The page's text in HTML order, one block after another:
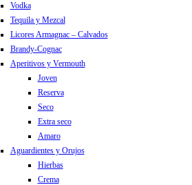
Vodka
Tequila y Mezcal
Licores Armagnac – Calvados
Brandy-Cognac
Aperitivos y Vermouth
Joven
Reserva
Seco
Extra seco
Amaro
Aguardientes y Orujos
Hierbas
Crema